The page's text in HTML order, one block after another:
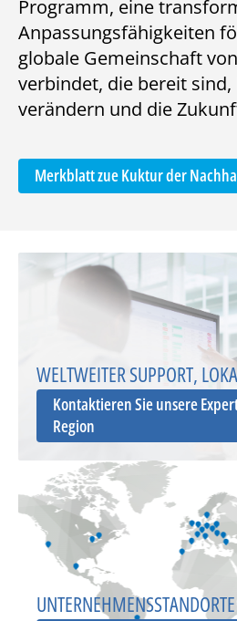
Programm, eine
Anpassungsfähigkeiten
globale Gemeinschaft
verbindet, die bereit sind,
verändern und die
Merkblatt zue Kuktur der
WELTWEITER SUPPORT,
Kontaktieren Sie unsere
Region
UNTERNEHMENSSTANDORTE